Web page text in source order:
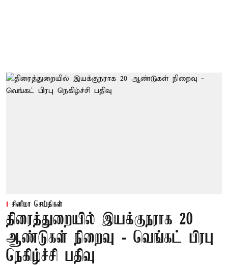
சினிமா செய்திகள்
திரைத்துறையில் இயக்குநராக 20
ஆண்டுகள் நிறைவு - வெங்கட் பிரபு
நெகிழ்ச்சி பதிவு